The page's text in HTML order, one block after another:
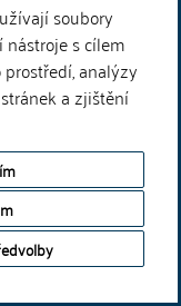
soubory
nástroje s cílem
analýzy
a zjištění